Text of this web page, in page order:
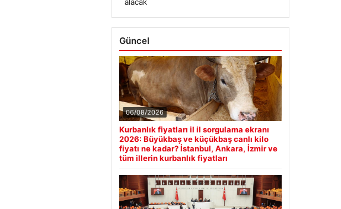
06/08/2026
Kurbanlık fiyatları il il sorgulama ekranı
2026: Büyükbaş ve küçükbaş canlı kilo
fiyatı ne kadar? İstanbul, Ankara, İzmir ve
tüm illerin kurbanlık fiyatları